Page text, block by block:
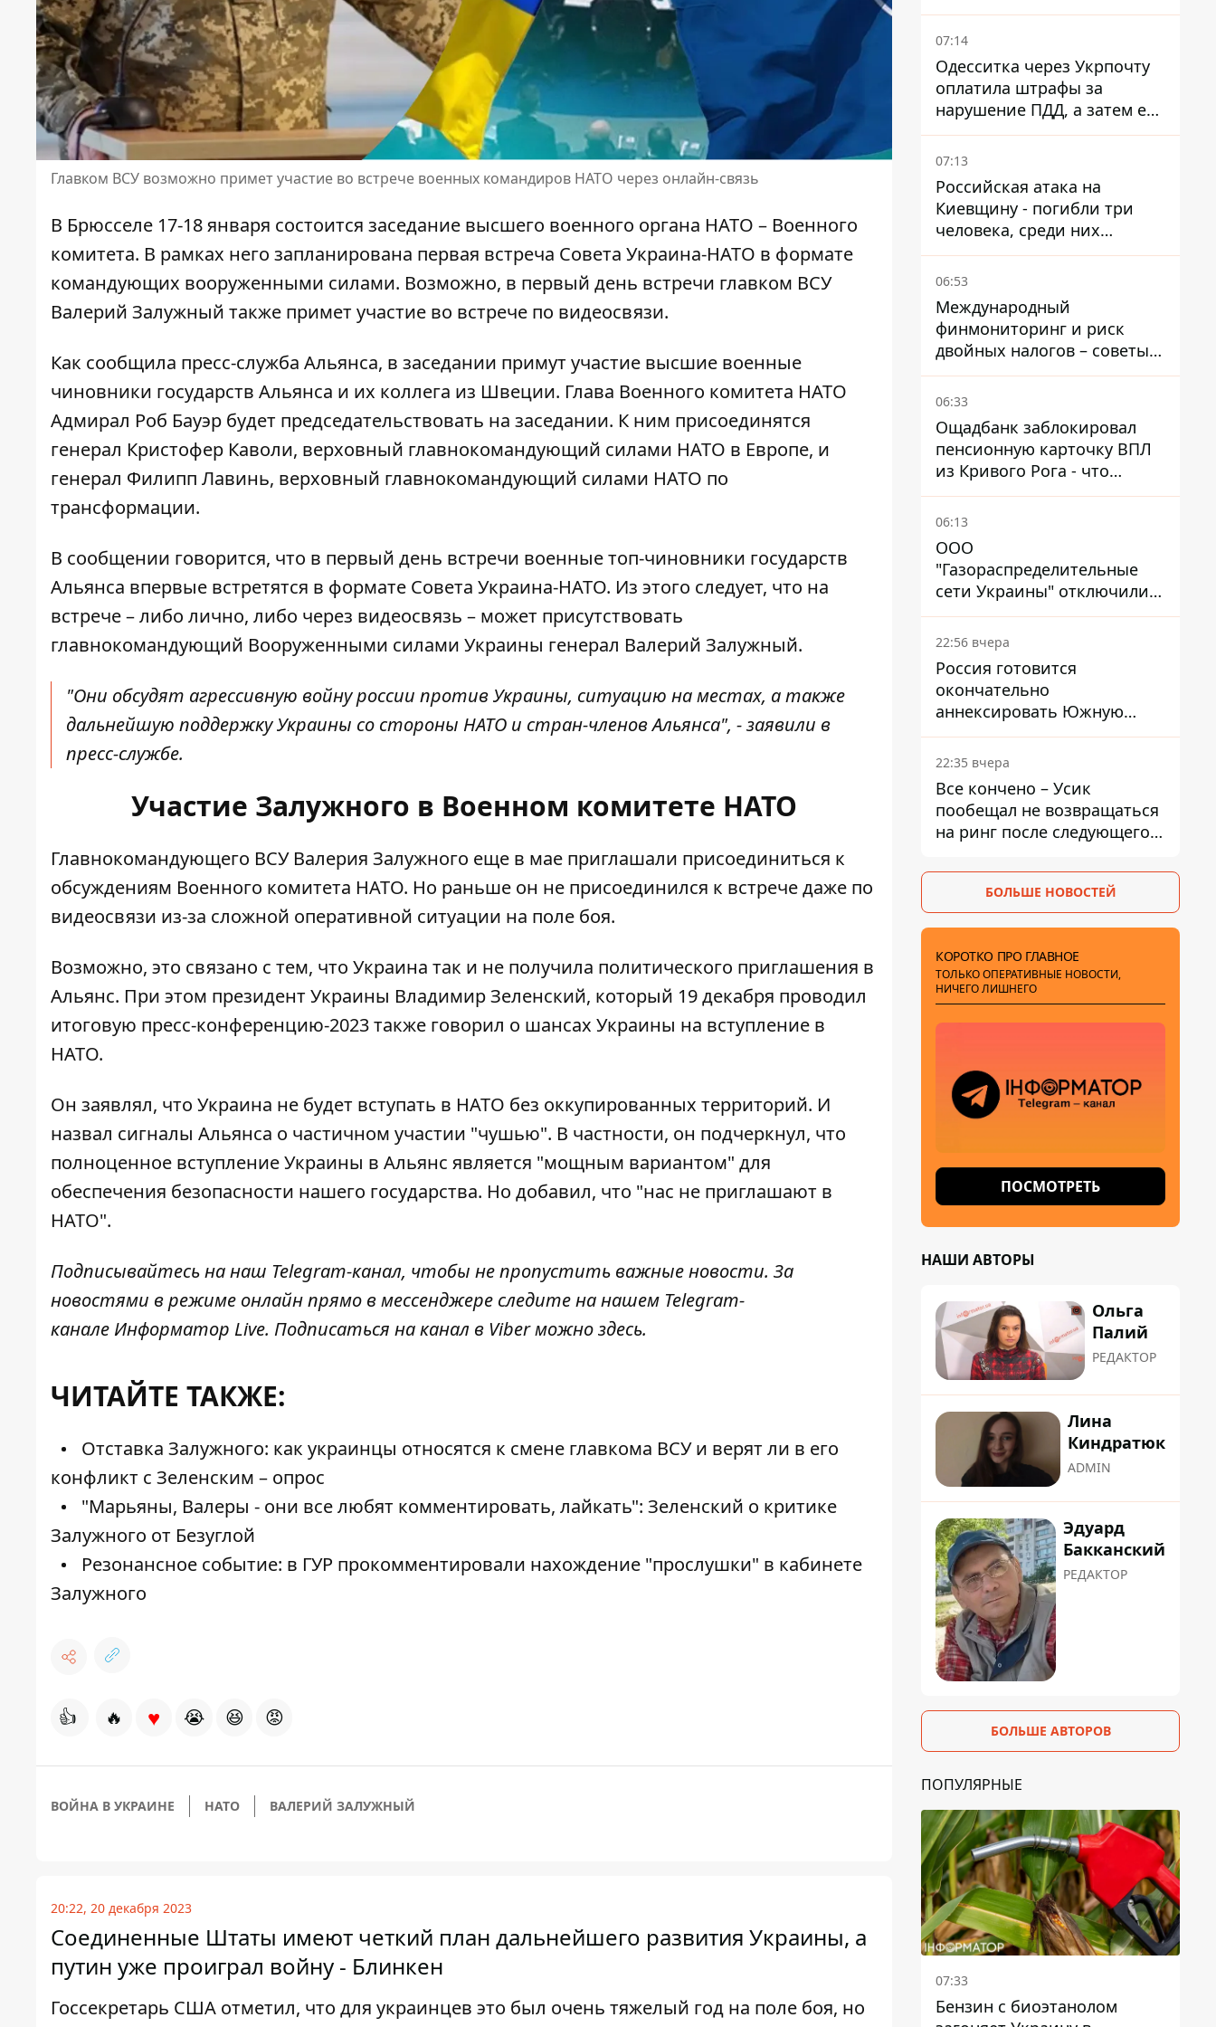
Главком ВСУ возможно примет участие во встрече военных командиров НАТО через онлайн-связь
В Брюсселе 17-18 января состоится заседание высшего военного органа НАТО – Военного
комитета. В рамках него запланирована первая встреча Совета Украина-НАТО в формате
командующих вооруженными силами. Возможно, в первый день встречи главком ВСУ
Валерий Залужный также примет участие во встрече по видеосвязи.
Как сообщила пресс-служба Альянса, в заседании примут участие высшие военные
чиновники государств Альянса и их коллега из Швеции. Глава Военного комитета НАТО
Адмирал Роб Бауэр будет председательствовать на заседании. К ним присоединятся
генерал Кристофер Каволи, верховный главнокомандующий силами НАТО в Европе, и
генерал Филипп Лавинь, верховный главнокомандующий силами НАТО по
трансформации.
В сообщении говорится, что в первый день встречи военные топ-чиновники государств
Альянса впервые встретятся в формате Совета Украина-НАТО. Из этого следует, что на
встрече – либо лично, либо через видеосвязь – может присутствовать
главнокомандующий Вооруженными силами Украины генерал Валерий Залужный.
"Они обсудят агрессивную войну россии против Украины, ситуацию на местах, а также
дальнейшую поддержку Украины со стороны НАТО и стран-членов Альянса", - заявили в
пресс-службе.
Участие Залужного в Военном комитете НАТО
Главнокомандующего ВСУ Валерия Залужного еще в мае приглашали присоединиться к
обсуждениям Военного комитета НАТО. Но раньше он не присоединился к встрече даже по
видеосвязи из-за сложной оперативной ситуации на поле боя.
Возможно, это связано с тем, что Украина так и не получила политического приглашения в
Альянс. При этом президент Украины Владимир Зеленский, который 19 декабря проводил
итоговую пресс-конференцию-2023также говорил о шансах Украины на вступление в
НАТО.
Он заявлял, что Украина не будет вступать в НАТО без оккупированных территорий. И
назвал сигналы Альянса о частичном участии "чушью". В частности, он подчеркнул, что
полноценное вступление Украины в Альянс является "мощным вариантом" для
обеспечения безопасности нашего государства. Но добавил, что "нас не приглашают в
НАТО".
Подписывайтесь на наш Telegram-канал, чтобы не пропустить важные новости. За
новостями в режиме онлайн прямо в мессенджере следите на нашем Telegram-
канале Информатор Live. Подписаться на канал в Viber можноздесь.
ЧИТАЙТЕ ТАКЖЕ:
Отставка Залужного: как украинцы относятся к смене главкома ВСУ и верят ли в его
конфликт с Зеленским – опрос
"Марьяны, Валеры - они все любят комментировать, лайкать": Зеленский о критике
Залужного от Безуглой
Резонансное событие: в ГУР прокомментировали нахождение "прослушки" в кабинете
Залужного
👍 🔥 ♥ 😭 😆 😡
ВОЙНА В УКРАИНЕ НАТО ВАЛЕРИЙ ЗАЛУЖНЫЙ
20:22, 20 декабря 2023
Соединенные Штаты имеют четкий план дальнейшего развития Украины, а
путин уже проиграл войну - Блинкен
Госсекретарь США отметил, что для украинцев это был очень тяжелый год на поле боя, но
07:14
Одесситка через Укрпочту
оплатила штрафы за
нарушение ПДД, а затем ее
счета заблокировали - в
чем причина и что решил
07:13
Российская атака на
Киевщину - погибли три
человека, среди них
ребенок 2022 года
рождения
06:53
Международный
финмониторинг и риск
двойных налогов – советы
украинцам в Польше
06:33
Ощадбанк заблокировал
пенсионную карточку ВПЛ
из Кривого Рога - что
решил суд
06:13
ООО
"Газораспределительные
сети Украины" отключили
львовянке газ - что решил
суд
22:56 вчера
Россия готовится
окончательно
аннексировать Южную
Осетию – страны НАТО
обеспокоены
22:35 вчера
Все кончено – Усик
пообещал не возвращаться
на ринг после следующего
БОЛЬШЕ НОВОСТЕЙ
КОРОТКО ПРО ГЛАВНОЕ
ТОЛЬКО ОПЕРАТИВНЫЕ НОВОСТИ,
НИЧЕГО ЛИШНЕГО
ПОСМОТРЕТЬ
НАШИ АВТОРЫ
Ольга
Палий
РЕДАКТОР
Лина
Киндратюк
ADMIN
Эдуард
Бакканский
РЕДАКТОР
БОЛЬШЕ АВТОРОВ
ПОПУЛЯРНЫЕ
07:33
Бензин с биоэтанолом